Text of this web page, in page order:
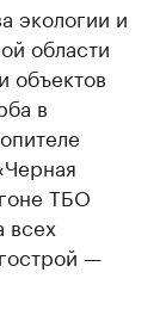
экологии и
области
объектов
в
ТБО
всех
—